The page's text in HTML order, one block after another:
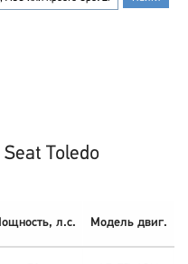
Toledo
л.с. Модель двиг.